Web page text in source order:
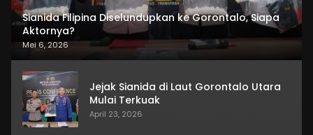
Sianida Filipina Diselundupkan ke Gorontalo, Siapa
Aktornya?
Mei 6, 2026
Jejak Sianida di Laut Gorontalo Utara
Mulai Terkuak
April 23, 2026